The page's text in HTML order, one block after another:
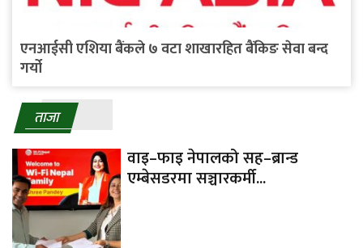
एनआईसी एशिया बैंकले ७ वटा शाखारहित बैंकिङ सेवा बन्द
गर्यो
ताजा
वाइ–फाइ नेपालको सह–ब्रान्ड
एम्बेसडरमा सञ्चारकर्मी...